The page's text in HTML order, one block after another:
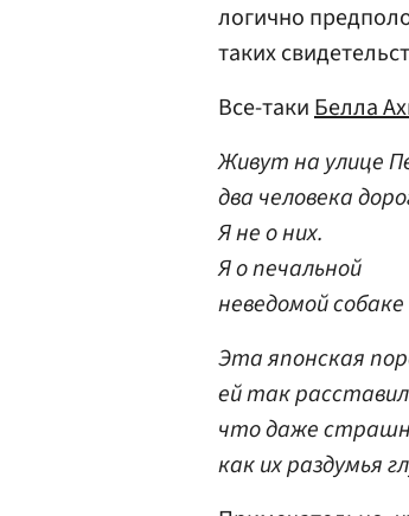
логично
таких
Все-такиБелла
Живут на улице
два человека
Я не о них.
Я о печальной
неведомой собаке
Эта японская
ей так
что даже
как их раздумья